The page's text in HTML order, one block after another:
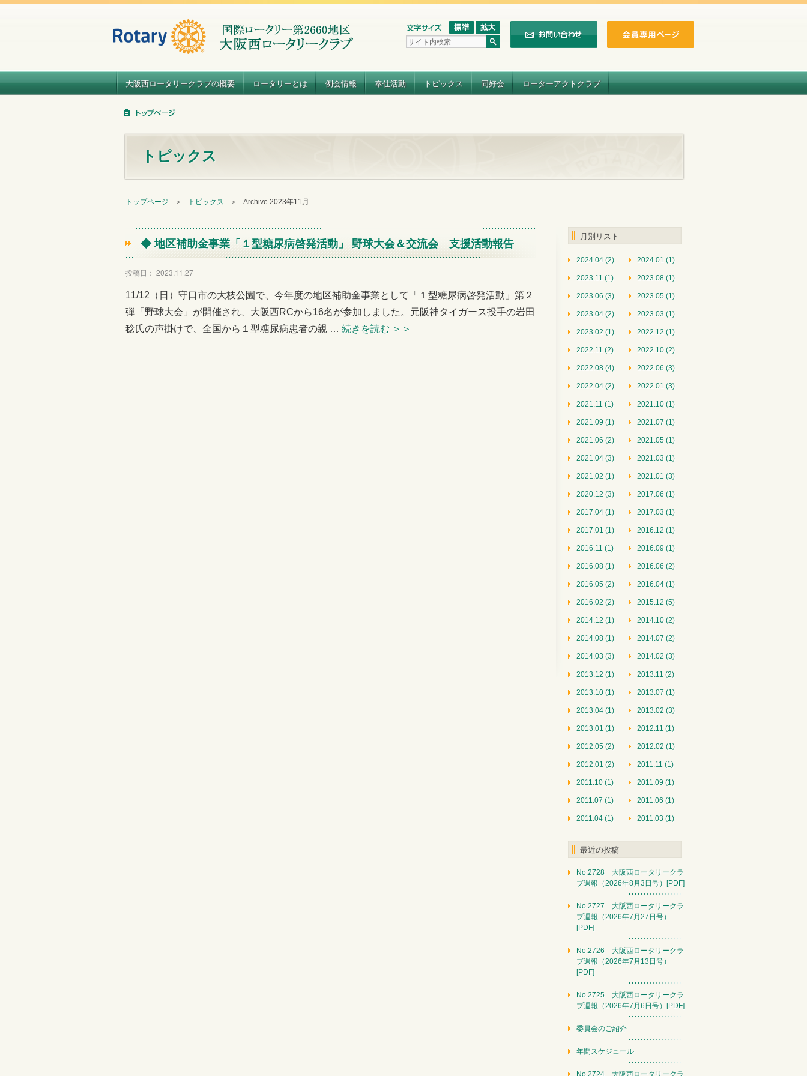
大阪西ロータリークラブの概要 ロータリーとは 例会情報 奉仕活動 トピックス 同好会 ローターアクトクラブ
トピックス
トップページ ＞ トピックス ＞ Archive 2023年11月
◆ 地区補助金事業「１型糖尿病啓発活動」 野球大会＆交流会 支援活動報告
投稿日： 2023.11.27
11/12（日）守口市の大枝公園で、今年度の地区補助金事業として「１型糖尿病啓発活動」第２
弾「野球大会」が開催され、大阪西RCから16名が参加しました。元阪神タイガース投手の岩田
稔氏の声掛けで、全国から１型糖尿病患者の親 … 続きを読む ＞＞
月別リスト
2024.04 (2) 2024.01 (1)
2023.11 (1) 2023.08 (1)
2023.06 (3) 2023.05 (1)
2023.04 (2) 2023.03 (1)
2023.02 (1) 2022.12 (1)
2022.11 (2) 2022.10 (2)
2022.08 (4) 2022.06 (3)
2022.04 (2) 2022.01 (3)
2021.11 (1) 2021.10 (1)
2021.09 (1) 2021.07 (1)
2021.06 (2) 2021.05 (1)
2021.04 (3) 2021.03 (1)
2021.02 (1) 2021.01 (3)
2020.12 (3) 2017.06 (1)
2017.04 (1) 2017.03 (1)
2017.01 (1) 2016.12 (1)
2016.11 (1) 2016.09 (1)
2016.08 (1) 2016.06 (2)
2016.05 (2) 2016.04 (1)
2016.02 (2) 2015.12 (5)
2014.12 (1) 2014.10 (2)
2014.08 (1) 2014.07 (2)
2014.03 (3) 2014.02 (3)
2013.12 (1) 2013.11 (2)
2013.10 (1) 2013.07 (1)
2013.04 (1) 2013.02 (3)
2013.01 (1) 2012.11 (1)
2012.05 (2) 2012.02 (1)
2012.01 (2) 2011.11 (1)
2011.10 (1) 2011.09 (1)
2011.07 (1) 2011.06 (1)
2011.04 (1) 2011.03 (1)
最近の投稿
No.2728 大阪西ロータリークラ
ブ週報（2026年8月3日号）[PDF]
No.2727 大阪西ロータリークラ
ブ週報（2026年7月27日号）
[PDF]
No.2726 大阪西ロータリークラ
ブ週報（2026年7月13日号）
[PDF]
No.2725 大阪西ロータリークラ
ブ週報（2026年7月6日号）[PDF]
委員会のご紹介
年間スケジュール
No.2724 大阪西ロータリークラ